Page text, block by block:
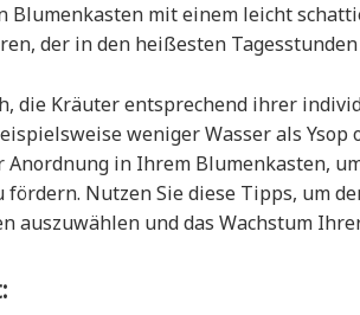
Blumenkasten mit einem leicht
der in den heißesten
die Kräuter entsprechend ihrer
weniger Wasser als Ysop
Anordnung in Ihrem Blumenkasten,
fördern. Nutzen Sie diese Tipps, um
auszuwählen und das Wachstum